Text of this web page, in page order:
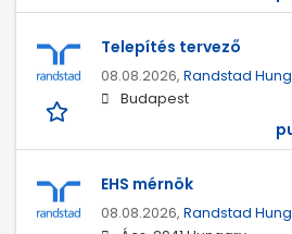
Telepítés tervező
08.08.2026, Randstad
Budapest
EHS mérnök
08.08.2026, Randstad